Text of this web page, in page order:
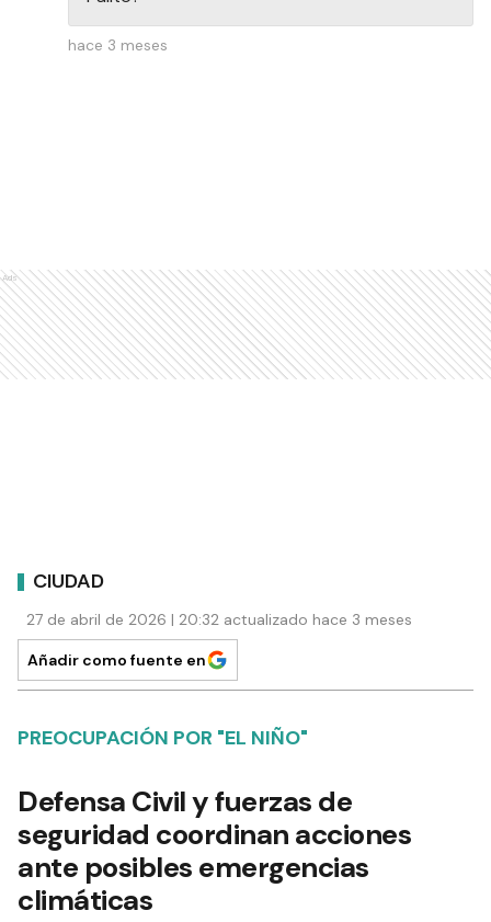
hace 3 meses
Ads
CIUDAD
27 de abril de 2026 | 20:32 actualizado hace 3 meses
Añadir como fuente en
PREOCUPACIÓN POR "EL NIÑO"
Defensa Civil y fuerzas de
seguridad coordinan acciones
ante posibles emergencias
climáticas